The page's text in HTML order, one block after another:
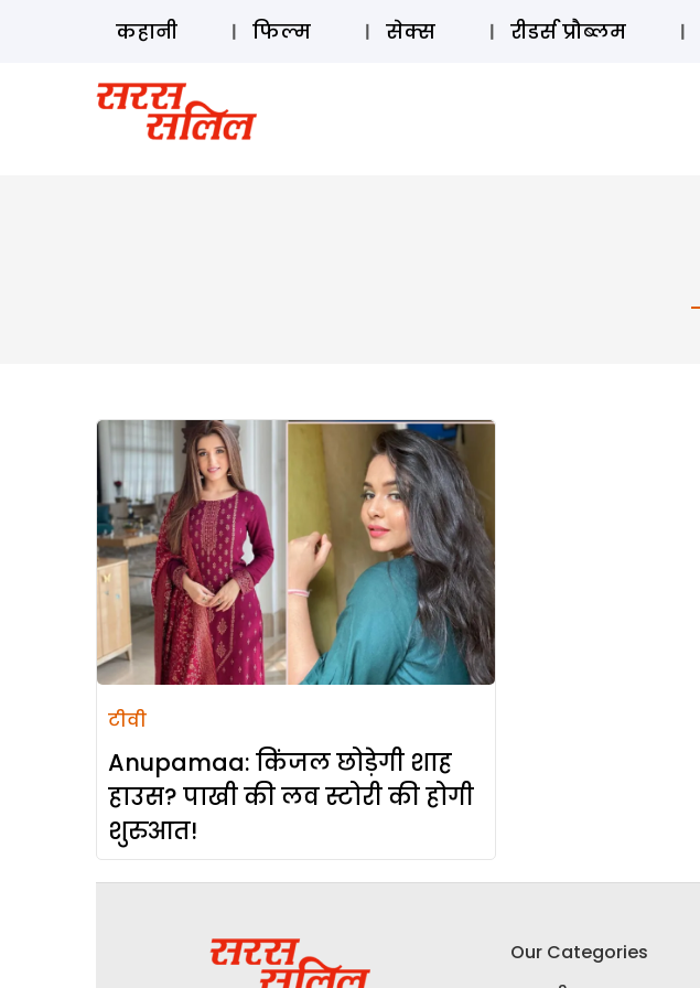
कहानी फिल्म सेक्स रीडर्स प्रौब्लम
टीवी
Anupamaa: किंजल छोड़ेगी शाह
हाउस? पाखी की लव स्टोरी की होगी
शुरुआत!
Our Categories